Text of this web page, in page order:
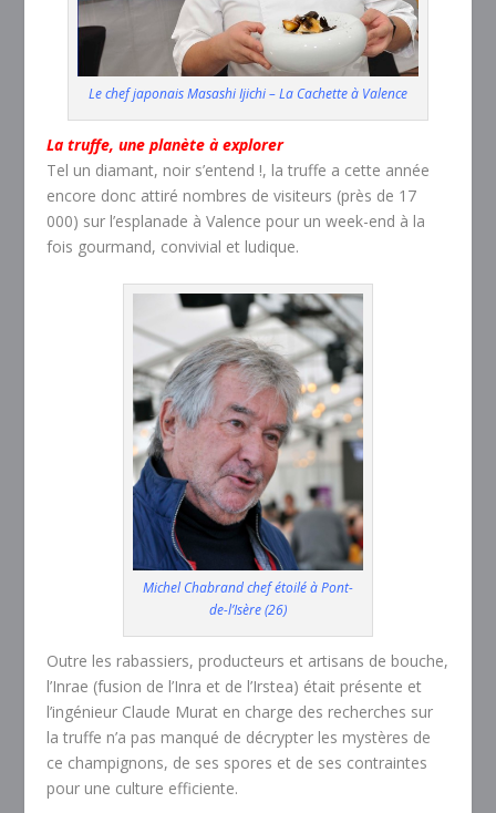
Le chef japonais Masashi Ijichi – La Cachette à Valence
La truffe, une planète à explorer
Tel un diamant, noir s’entend !, la truffe a cette année
encore donc attiré nombres de visiteurs (près de 17
000) sur l’esplanade à Valence pour un week-end à la
fois gourmand, convivial et ludique.
Michel Chabrand chef étoilé à Pont-
de-l’Isère (26)
Outre les rabassiers, producteurs et artisans de bouche,
l’Inrae (fusion de l’Inra et de l’Irstea) était présente et
l’ingénieur Claude Murat en charge des recherches sur
la truffe n’a pas manqué de décrypter les mystères de
ce champignons, de ses spores et de ses contraintes
pour une culture efficiente.